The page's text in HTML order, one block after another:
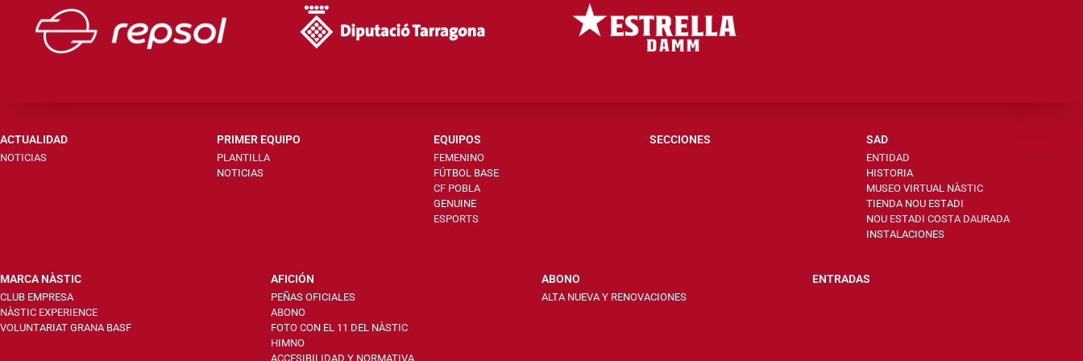
ACTUALIDAD
NOTICIAS
PRIMER EQUIPO
PLANTILLA
NOTICIAS
EQUIPOS
FEMENINO
FÚTBOL BASE
CF POBLA
GENUINE
ESPORTS
SECCIONES SAD
ENTIDAD
HISTORIA
MUSEO VIRTUAL NÀSTIC
TIENDA NOU ESTADI
NOU ESTADI COSTA DAURADA
INSTALACIONES
MARCA NÀSTIC
CLUB EMPRESA
NÀSTIC EXPERIENCE
VOLUNTARIAT GRANA BASF
AFICIÓN
PEÑAS OFICIALES
ABONO
FOTO CON EL 11 DEL NÀSTIC
HIMNO
ACCESIBILIDAD Y NORMATIVA
ABONO
ALTA NUEVA Y RENOVACIONES
ENTRADAS